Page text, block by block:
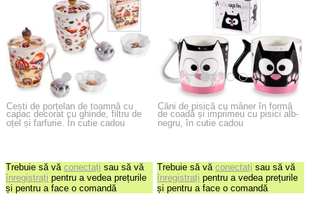
Cești de porțelan de toamnă cu
capac decorat cu ghinde, filtru de
oțel și farfurie. În cutie cadou
Trebuie să vă conectați sau să vă
înregistrați pentru a vedea prețurile
și pentru a face o comandă
Căni de pisică cu mâner în formă
de coadă și imprimeu cu pisici alb-
negru, în cutie cadou
Trebuie să văconectați sau să vă
înregistrați pentru a vedea prețurile
și pentru a face o comandă